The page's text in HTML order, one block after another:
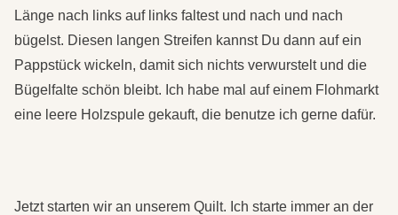
Länge nach links auf links faltest und nach und nach
bügelst. Diesen langen Streifen kannst Du dann auf ein
Pappstück wickeln, damit sich nichts verwurstelt und die
Bügelfalte schön bleibt. Ich habe mal auf einem Flohmarkt
eine leere Holzspule gekauft, die benutze ich gerne dafür.
Jetzt starten wir an unserem Quilt. Ich starte immer an der